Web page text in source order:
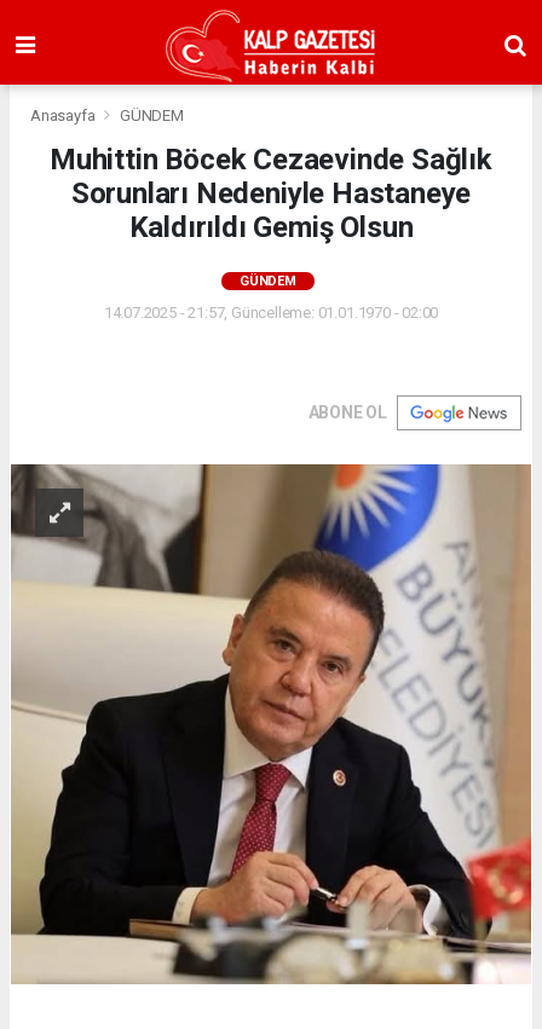
Anasayfa GÜNDEM
Muhittin Böcek Cezaevinde Sağlık
Sorunları Nedeniyle Hastaneye
Kaldırıldı Gemiş Olsun
GÜNDEM
14.07.2025 - 21:57, Güncelleme: 01.01.1970 - 02:00
ABONE OL